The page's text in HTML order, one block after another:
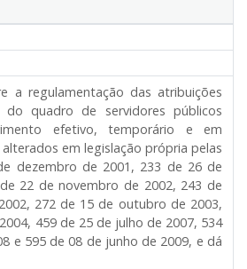
a regulamentação das atribuições
do quadro de servidores públicos
efetivo, temporário e em
em legislação própria pelas
dezembro de 2001, 233 de 26 de
22 de novembro de 2002, 243 de
272 de 15 de outubro de 2003,
459 de 25 de julho de 2007, 534
e 595 de 08 de junho de 2009, e dá